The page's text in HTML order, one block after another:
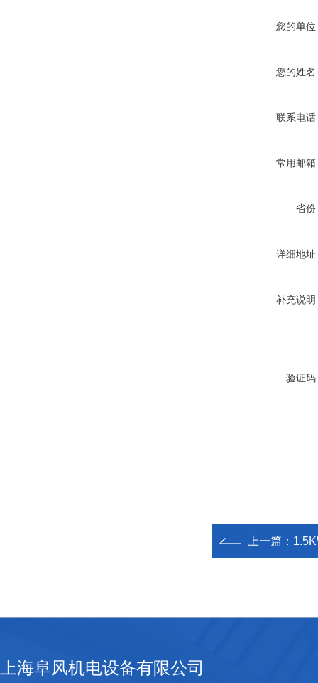
您的单位
您的姓名
联系电话
常用邮箱
省份
详细地址
补充说明
验证码
上一篇：
上海阜风机电设备有限公司